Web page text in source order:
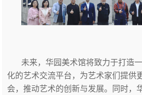
未来，华园美术馆将致力于打造
化的艺术交流平台，为艺术家们提供
会，推动艺术的创新与发展。同时，